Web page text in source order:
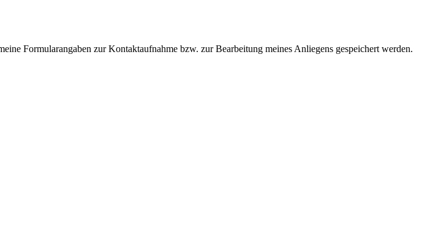
Formularangaben zur Kontaktaufnahme bzw. zur Bearbeitung meines Anliegens gespeichert werden.